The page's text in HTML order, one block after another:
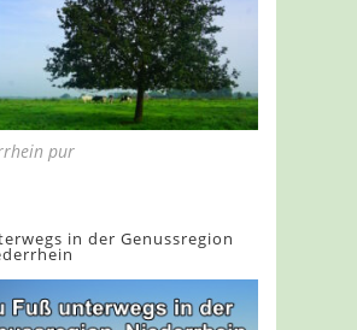
pur
in der Genussregion